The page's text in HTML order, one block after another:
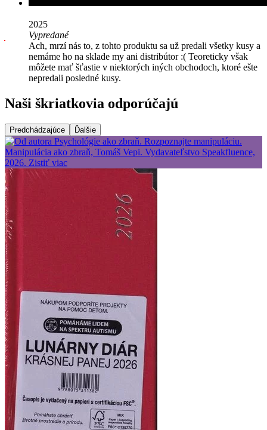
2025
Vypredané
Ach, mrzí nás to, z tohto produktu sa už predali všetky kusy a
nemáme ho na sklade my ani distribútor :( Teoreticky však
môžete mať šťastie v niektorých iných obchodoch, ktoré ešte
nepredali posledné kusy.
Naši škriatkovia odporúčajú
Predchádzajúce Ďalšie